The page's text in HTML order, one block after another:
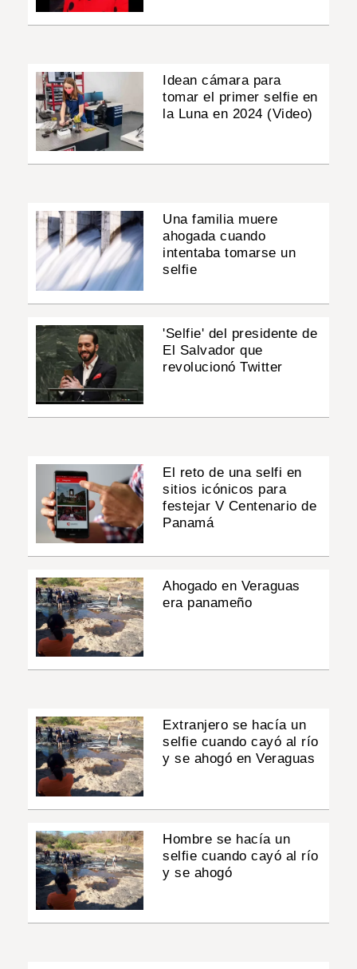
Idean cámara para
tomar el primer selfie en
la Luna en 2024 (Video)
Una familia muere
ahogada cuando
intentaba tomarse un
selfie
'Selfie' del presidente de
El Salvador que
revolucionó Twitter
El reto de una selfi en
sitios icónicos para
festejar V Centenario de
Panamá
Ahogado en Veraguas
era panameño
Extranjero se hacía un
selfie cuando cayó al río
y se ahogó en Veraguas
Hombre se hacía un
selfie cuando cayó al río
y se ahogó